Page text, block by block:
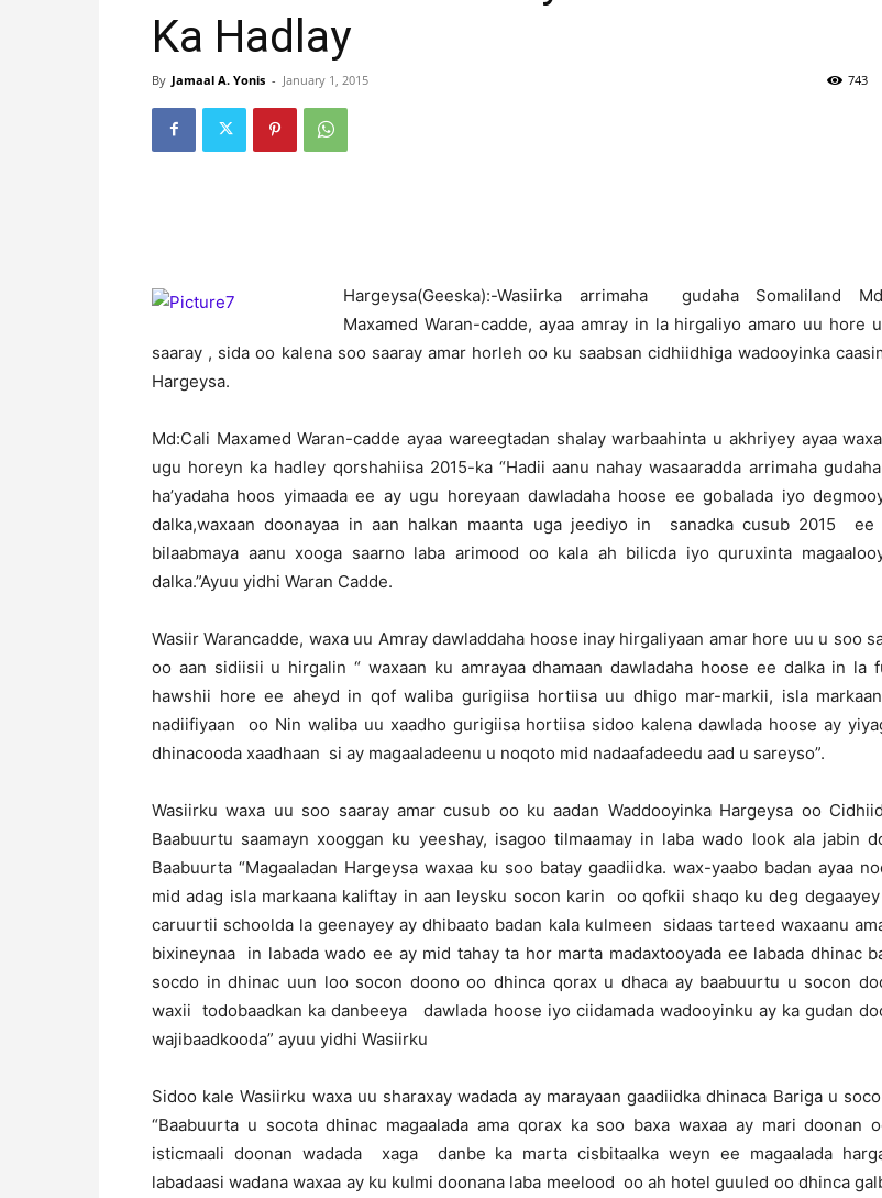
Ka Hadlay
By Jamaal A. Yonis - January 1, 2015 743
Hargeysa(Geeska):-Wasiirka arrimaha gudaha Somaliland
Maxamed Waran-cadde, ayaa amray in la hirgaliyo amaro uu hore
saaray , sida oo kalena soo saaray amar horleh oo ku saabsan cidhiidhiga wadooyinka
Hargeysa.
Md:Cali Maxamed Waran-cadde ayaa wareegtadan shalay warbaahinta u akhriyey ayaa
ugu horeyn ka hadley qorshahiisa 2015-ka “Hadii aanu nahay wasaaradda arrimaha
ha’yadaha hoos yimaada ee ay ugu horeyaan dawladaha hoose ee gobalada iyo
dalka,waxaan doonayaa in aan halkan maanta uga jeediyo in sanadka cusub 2015 ee
bilaabmaya aanu xooga saarno laba arimood oo kala ah bilicda iyo quruxinta
dalka.”Ayuu yidhi Waran Cadde.
Wasiir Warancadde, waxa uu Amray dawladdaha hoose inay hirgaliyaan amar hore uu u soo
oo aan sidiisii u hirgalin “ waxaan ku amrayaa dhamaan dawladaha hoose ee dalka in la
hawshii hore ee aheyd in qof waliba gurigiisa hortiisa uu dhigo mar-markii, isla
nadiifiyaan oo Nin waliba uu xaadho gurigiisa hortiisa sidoo kalena dawlada hoose ay
dhinacooda xaadhaan si ay magaaladeenu u noqoto mid nadaafadeedu aad u sareyso”.
Wasiirku waxa uu soo saaray amar cusub oo ku aadan Waddooyinka Hargeysa oo
Baabuurtu saamayn xooggan ku yeeshay, isagoo tilmaamay in laba wado look ala jabin
Baabuurta “Magaaladan Hargeysa waxaa ku soo batay gaadiidka. wax-yaabo badan ayaa
mid adag isla markaana kaliftay in aan leysku socon karin oo qofkii shaqo ku deg degaayey
caruurtii schoolda la geenayey ay dhibaato badan kala kulmeen sidaas tarteed waxaanu
bixineynaa in labada wado ee ay mid tahay ta hor marta madaxtooyada ee labada dhinac
socdo in dhinac uun loo socon doono oo dhinca qorax u dhaca ay baabuurtu u socon
waxii todobaadkan ka danbeeya dawlada hoose iyo ciidamada wadooyinku ay ka gudan
wajibaadkooda” ayuu yidhi Wasiirku
Sidoo kale Wasiirku waxa uu sharaxay wadada ay marayaan gaadiidka dhinaca Bariga u
“Baabuurta u socota dhinac magaalada ama qorax ka soo baxa waxaa ay mari doonan
isticmaali doonan wadada xaga danbe ka marta cisbitaalka weyn ee magaalada
labadaasi wadana waxaa ay ku kulmi doonana laba meelood oo ah hotel guuled oo dhinca